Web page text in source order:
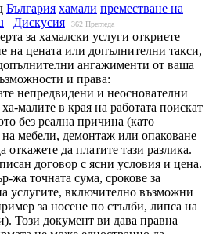
България хамали преместване на
Дискусия 362 Прегледа
за хамалски услуги откриете
на цената или допълнителни такси,
ангажименти от ваша
и права:
непредвидени и неоснователни
малите в края на работата поискат
без реална причина (като
мебели, демонтаж или опаковане
да платите тази разлика.
договор с ясни условия и цена.
жа точната сума, срокове за
услугите, включително възможни
за носене по стълби, липса на
Този документ ви дава правна